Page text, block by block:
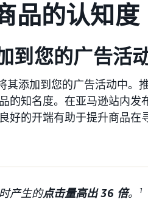
品的认知度
到您的广告活
其添加到您的广告活动中。
的知名度。在亚马逊站内发
好的开端有助于提升商品在
产生的点击量高出 36 倍。 1